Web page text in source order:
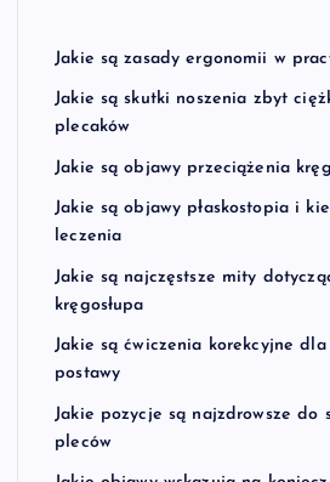
Jakie są zasady ergonomii w
Jakie są skutki noszenia zbyt
plecaków
Jakie są objawy przeciążenia
Jakie są objawy płaskostopia i
leczenia
Jakie są najczęstsze mity
kręgosłupa
Jakie są ćwiczenia korekcyjne
postawy
Jakie pozycje są najzdrowsze do
pleców